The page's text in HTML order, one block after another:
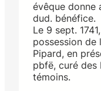
évêque donne
dud. bénéfice.
Le 9 sept.
possession de
Pipard, en
pbfë, curé des
témoins.